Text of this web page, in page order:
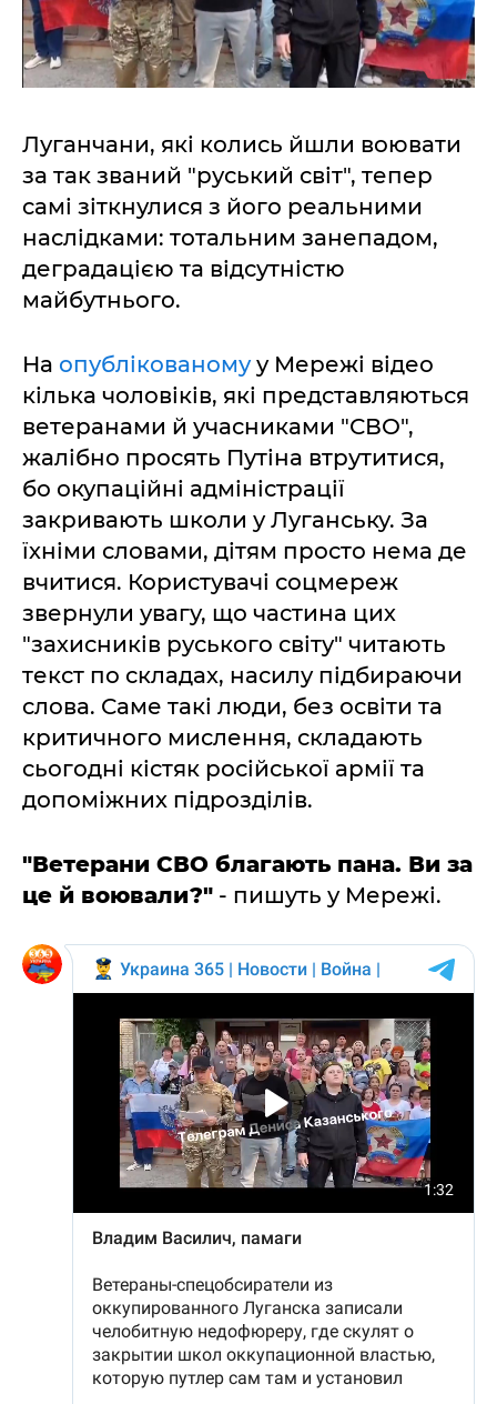
Луганчани, які колись йшли воювати
за так званий "руський світ", тепер
самі зіткнулися з його реальними
наслідками: тотальним занепадом,
деградацією та відсутністю
майбутнього.
На опублікованомуу Мережі відео
кілька чоловіків, які представляються
ветеранами й учасниками "СВО",
жалібно просять Путіна втрутитися,
бо окупаційні адміністрації
закривають школи у Луганську. За
їхніми словами, дітям просто нема де
вчитися. Користувачі соцмереж
звернули увагу, що частина цих
"захисників руського світу" читають
текст по складах, насилу підбираючи
слова. Саме такі люди, без освіти та
критичного мислення, складають
сьогодні кістяк російської армії та
допоміжних підрозділів.
"Ветерани СВО благають пана. Ви за
це й воювали?" - пишуть у Мережі.